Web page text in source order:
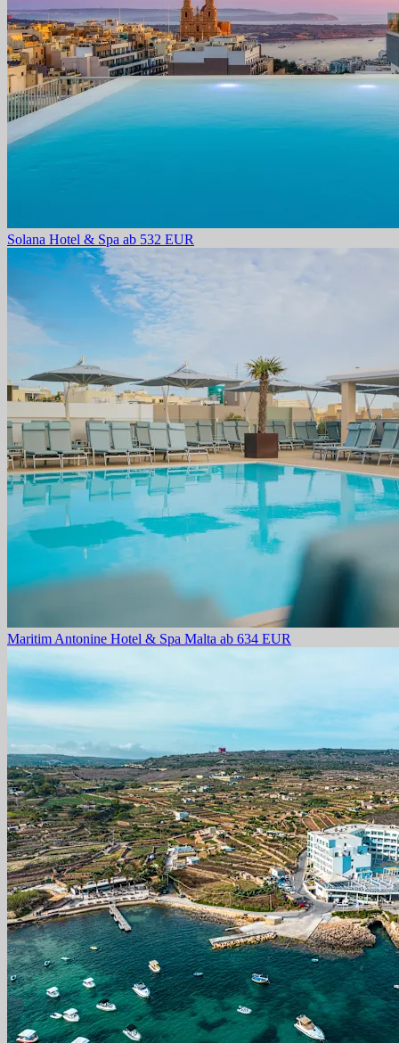
Solana Hotel & Spa ab 532 EUR
Maritim Antonine Hotel & Spa Malta ab 634 EUR